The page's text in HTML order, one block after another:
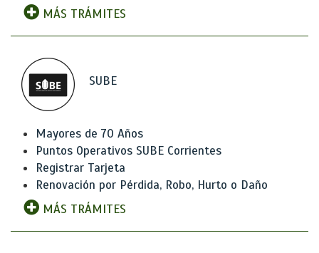
MÁS TRÁMITES
SUBE
Mayores de 70 Años
Puntos Operativos SUBE Corrientes
Registrar Tarjeta
Renovación por Pérdida, Robo, Hurto o Daño
MÁS TRÁMITES